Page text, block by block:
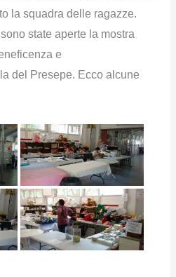
la squadra delle ragazze.
state aperte la mostra
e
del Presepe. Ecco alcune